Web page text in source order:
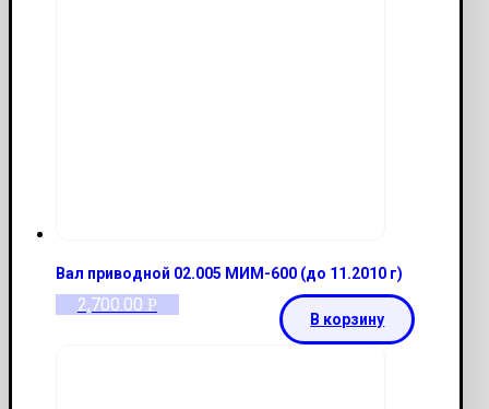
Вал приводной 02.005 МИМ-600 (до 11.2010 г)
2,700.00 Р
В корзину